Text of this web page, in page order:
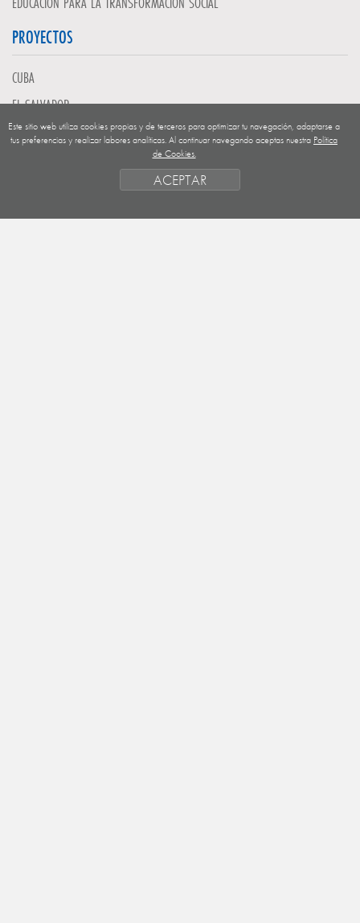
Este sitio web utiliza cookies propias y de terceros para optimizar tu navegación, adaptarse a
tus preferencias y realizar labores analíticas. Al continuar navegando aceptas nuestra Política
de Cookies.
ACEPTAR
PROYECTOS
CUBA
EL SALVADOR
GUATEMALA
EUROPA